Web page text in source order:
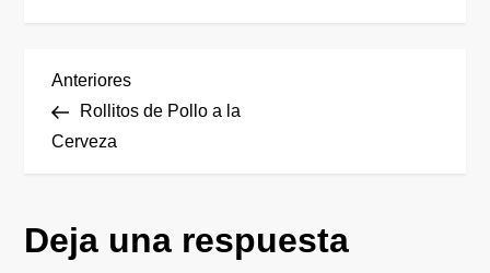
N
a
e
Entrada
anterior
Anteriores
Rollitos de Pollo a la
Cerveza
Deja una respuesta